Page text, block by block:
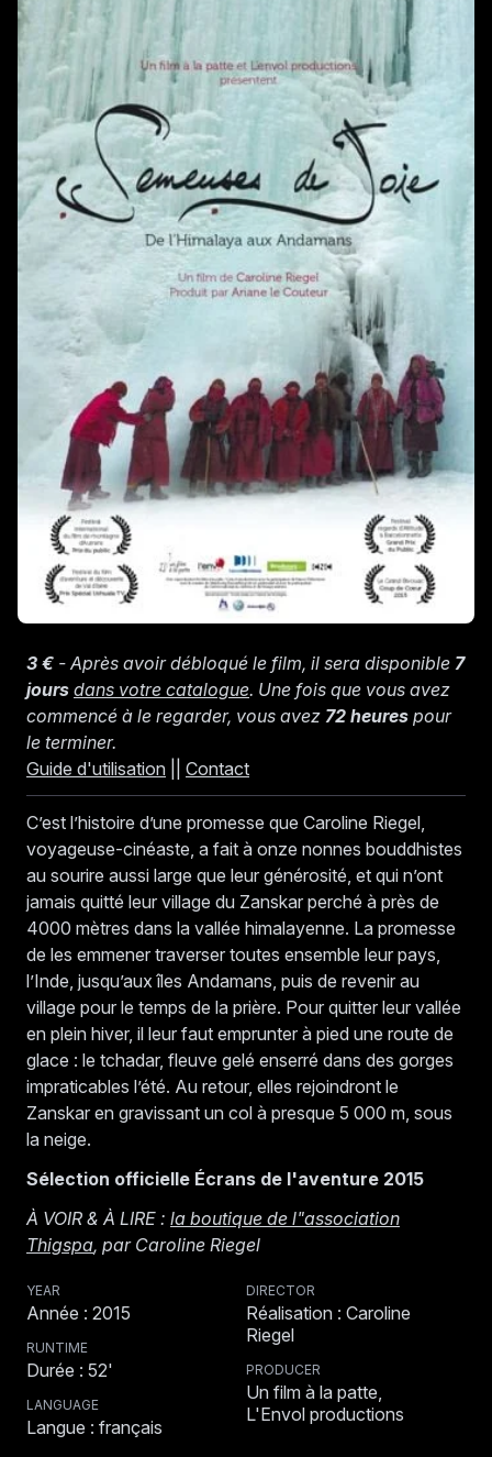
3 € - Après avoir débloqué le film, il sera disponible 7
jours dans votre catalogue. Une fois que vous avez
commencé à le regarder, vous avez 72 heures pour
le terminer.
Guide d'utilisation
Contact
C’est l’histoire d’une promesse que Caroline Riegel,
voyageuse-cinéaste, a fait à onze nonnes bouddhistes
au sourire aussi large que leur générosité, et qui n’ont
jamais quitté leur village du Zanskar perché à près de
4000 mètres dans la vallée himalayenne. La promesse
de les emmener traverser toutes ensemble leur pays,
l’Inde, jusqu’aux îles Andamans, puis de revenir au
village pour le temps de la prière. Pour quitter leur vallée
en plein hiver, il leur faut emprunter à pied une route de
glace : le tchadar, fleuve gelé enserré dans des gorges
impraticables l’été. Au retour, elles rejoindront le
Zanskar en gravissant un col à presque 5 000 m, sous
la neige.
Sélection officielle Écrans de l'aventure 2015
À VOIR & À LIRE : la boutique de l"association
Thigspa, par Caroline Riegel
YEAR
Année : 2015
RUNTIME
Durée : 52'
LANGUAGE
Langue : français
DIRECTOR
Réalisation : Caroline
Riegel
PRODUCER
Un film à la patte,
L'Envol productions